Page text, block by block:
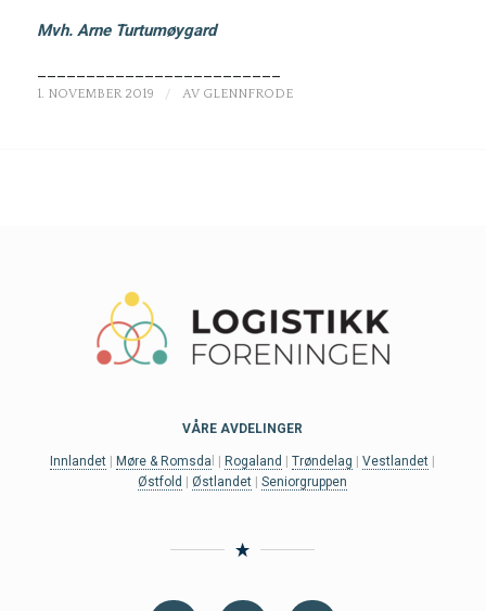
Mvh. Arne Turtumøygard
1. NOVEMBER 2019 / AV GLENNFRODE
VÅRE AVDELINGER
Innlandet |Møre & Romsda l |Rogaland |Trøndelag |Vestlandet |
Østfold |Østlandet |Seniorgruppen